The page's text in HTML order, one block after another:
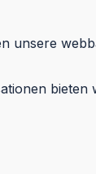
unsere